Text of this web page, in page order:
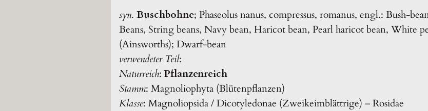
syn. Buschbohne; Phaseolus nanus, compressus, romanus, engl.: Bush-
Beans, String beans, Navy bean, Haricot bean, Pearl haricot bean, White
(Ainsworths); Dwarf-bean
verwendeter Teil:
Naturreich: Pflanzenreich
Stamm: Magnoliophyta (Blütenpflanzen)
Klasse: Magnoliopsida / Dicotyledonae (Zweikeimblättrige) – Rosidae